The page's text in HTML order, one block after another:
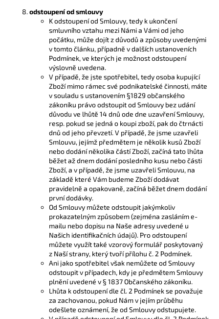
odstoupení od smlouvy
K odstoupení od Smlouvy, tedy k ukončení
smluvního vztahu mezi Námi a Vámi od jeho
počátku, může dojít z důvodů a způsoby uvedenými
v tomto článku, případně v dalších ustanoveních
Podmínek, ve kterých je možnost odstoupení
výslovně uvedena.
V případě, že jste spotřebitel, tedy osoba kupující
Zboží mimo rámec své podnikatelské činnosti, máte
v souladu s ustanovením §1829 občanského
zákoníku právo odstoupit od Smlouvy bez udání
důvodu ve lhůtě 14 dnů ode dne uzavření Smlouvy,
resp. pokud se jedná o koupi zboží, pak do čtrnácti
dnů od jeho převzetí. V případě, že jsme uzavřeli
Smlouvu, jejímž předmětem je několik kusů Zboží
nebo dodání několika částí Zboží, začíná tato lhůta
běžet až dnem dodání posledního kusu nebo části
Zboží, a v případě, že jsme uzavřeli Smlouvu, na
základě které Vám budeme Zboží dodávat
pravidelně a opakovaně, začíná běžet dnem dodání
první dodávky.
Od Smlouvy můžete odstoupit jakýmkoliv
prokazatelným způsobem (zejména zasláním e-
mailu nebo dopisu na Naše adresy uvedené u
Našich identifikačních údajů). Pro odstoupení
můžete využít také vzorový formulář poskytovaný
z Naší strany, který tvoří přílohu č. 2 Podmínek.
Ani jako spotřebitel však nemůžete od Smlouvy
odstoupit v případech, kdy je předmětem Smlouvy
plnění uvedené v § 1837 Občanského zákoníku.
Lhůta k odstoupení dle čl. 2 Podmínek se považuje
za zachovanou, pokud Nám v jejím průběhu
odešlete oznámení, že od Smlouvy odstupujete.